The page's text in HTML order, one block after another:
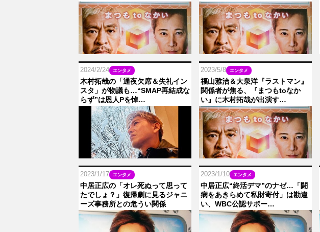
2024/2/24 エンタメ
木村拓哉の「通夜欠席＆失礼イン
スタ」が物議も…“SMAP再結成な
らず”は恩人Pを悼…
2023/5/8 エンタメ
福山雅治＆大泉洋『ラストマン』
関係者が焦る、『まつもtoなか
い』に木村拓哉が出演す…
2023/1/17 エンタメ
中居正広の「オレ死ぬって思って
たでしょ？」復帰劇に見るジャニ
ーズ事務所との危うい関係
2023/1/10 エンタメ
中居正広“終活デマ”のナゼ…「闘
病をあきらめて私財寄付」は勘違
い、WBC公認サポー…